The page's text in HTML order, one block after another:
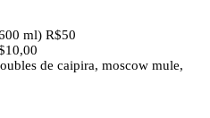
ml) R$50
de caipira, moscow mule,